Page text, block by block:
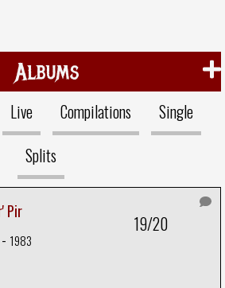
Albums
Live Compilations
Single
Splits
Pir
1983
19/20